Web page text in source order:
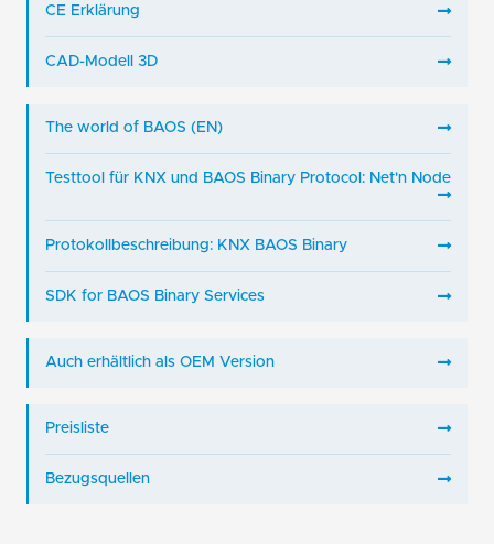
CE Erklärung
CAD-Modell 3D
The world of BAOS (EN)
Testtool für KNX und BAOS Binary Protocol: Net'n Node
Protokollbeschreibung: KNX BAOS Binary
SDK for BAOS Binary Services
Auch erhältlich als OEM Version
Preisliste
Bezugsquellen